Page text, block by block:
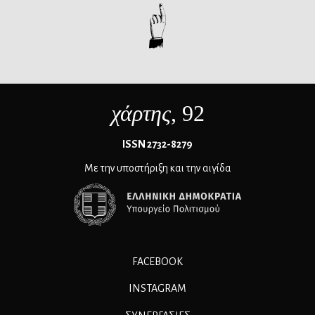
χάρτης, 92
ΙSSN 2732-8279
Με την υποστήριξη και την αιγίδα
FACEBOOK
INSTAGRAM